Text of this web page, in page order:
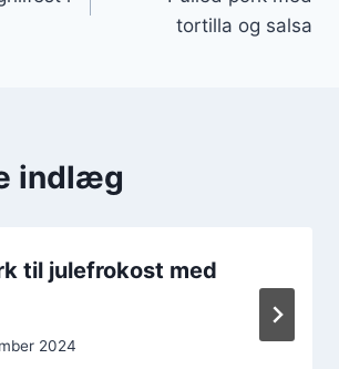
tortilla og salsa
indlæg
til julefrokost med
2024